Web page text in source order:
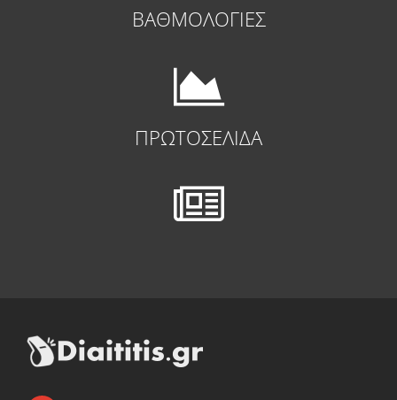
ΒΑΘΜΟΛΟΓΙΕΣ
ΠΡΩΤΟΣΕΛΙΔΑ